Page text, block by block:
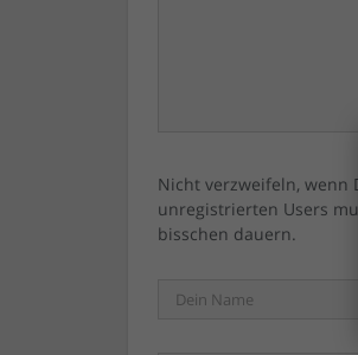
Nicht verzweifeln, wenn
unregistrierten Users
bisschen dauern.